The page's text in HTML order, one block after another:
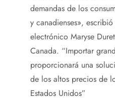
demandas de los
y canadienses»,
electrónico Maryse
Canada. “Importar
proporcionará una
de los altos precios de
Estados Unidos”